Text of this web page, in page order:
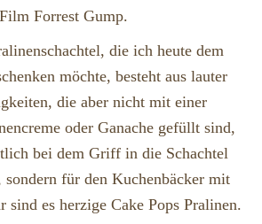
Film Forrest Gump.
die ich heute dem
möchte, besteht aus lauter
die aber nicht mit einer
oder Ganache gefüllt sind,
bei dem Griff in die Schachtel
sondern für den Kuchenbäcker mit
sind es herzige Cake Pops Pralinen.